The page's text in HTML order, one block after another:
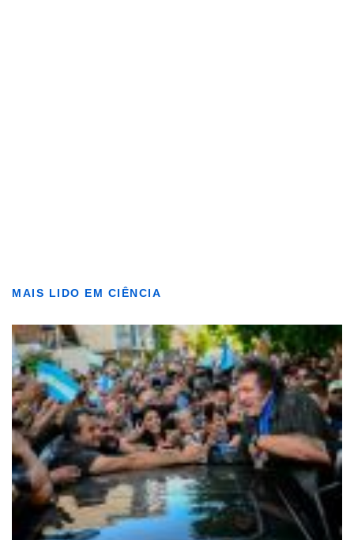
MAIS LIDO EM CIÊNCIA